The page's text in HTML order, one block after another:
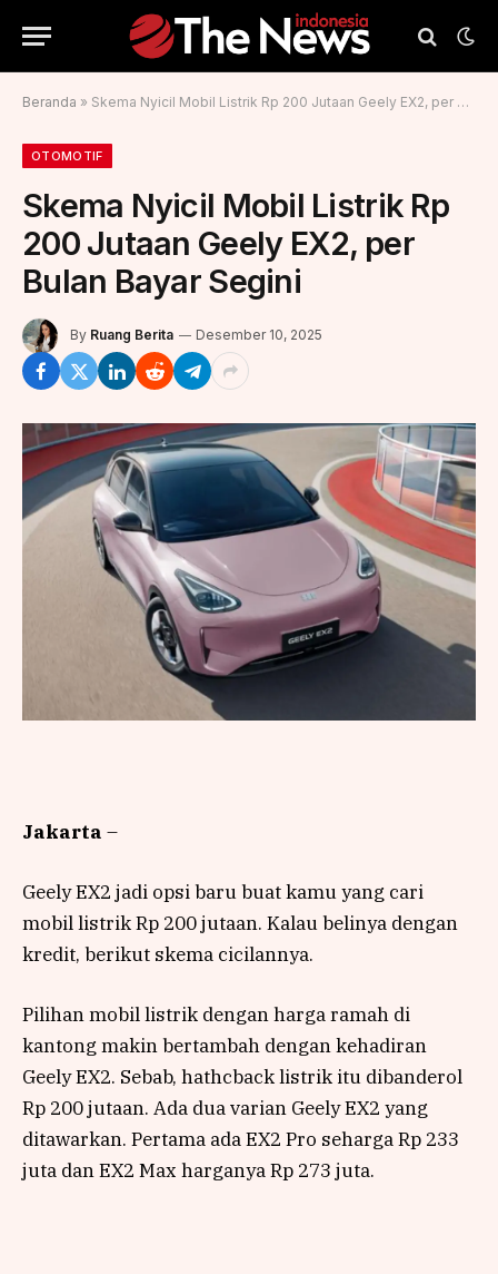
Beranda » Skema Nyicil Mobil Listrik Rp 200 Jutaan Geely EX2, per Bulan Bayar Segini
OTOMOTIF
Skema Nyicil Mobil Listrik Rp
200 Jutaan Geely EX2, per
Bulan Bayar Segini
By Ruang Berita Desember 10, 2025
Jakarta –
Geely EX2 jadi opsi baru buat kamu yang cari
mobil listrik Rp 200 jutaan. Kalau belinya dengan
kredit, berikut skema cicilannya.
Pilihan mobil listrik dengan harga ramah di
kantong makin bertambah dengan kehadiran
Geely EX2. Sebab, hathcback listrik itu dibanderol
Rp 200 jutaan. Ada dua varian Geely EX2 yang
ditawarkan. Pertama ada EX2 Pro seharga Rp 233
juta dan EX2 Max harganya Rp 273 juta.